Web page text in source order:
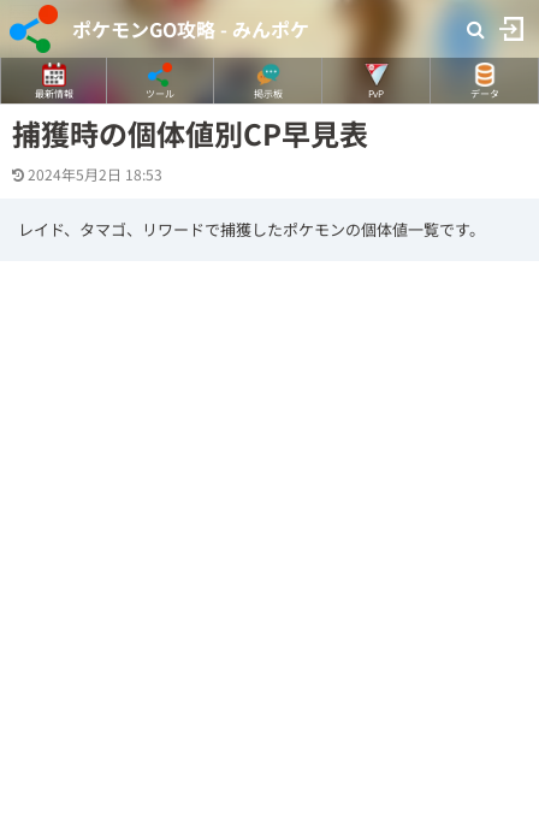
ポケモンGO攻略 - みんポケ
最新情報 ツール 掲示板 PvP データ
捕獲時の個体値別CP早見表
2024年5月2日 18:53
レイド、タマゴ、リワードで捕獲したポケモンの個体値一覧です。